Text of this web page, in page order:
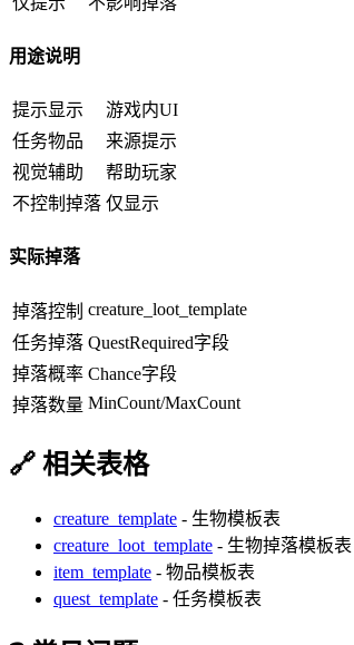
用途说明
提示显示
游戏内UI
任务物品
来源提示
视觉辅助
帮助玩家
不控制掉落 仅显示
实际掉落
掉落控制 creature_loot_template
任务掉落 QuestRequired字段
掉落概率 Chance字段
掉落数量 MinCount/MaxCount
🔗 相关表格
creature_template - 生物模板表
creature_loot_template - 生物掉落模板表
item_template - 物品模板表
quest_template - 任务模板表